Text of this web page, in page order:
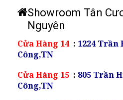
Showroom Tân
Nguyên
Cửa Hàng 14 : 1224 Trần
Công,TN
Cửa Hàng 15 : 805 Trần
Công,TN